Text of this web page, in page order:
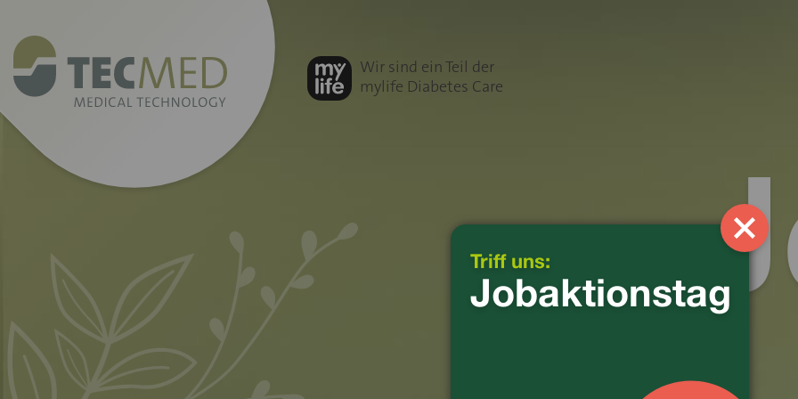
mylife
Triff uns:
Jobaktionstag